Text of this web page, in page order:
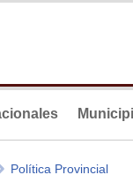
Política Provincial